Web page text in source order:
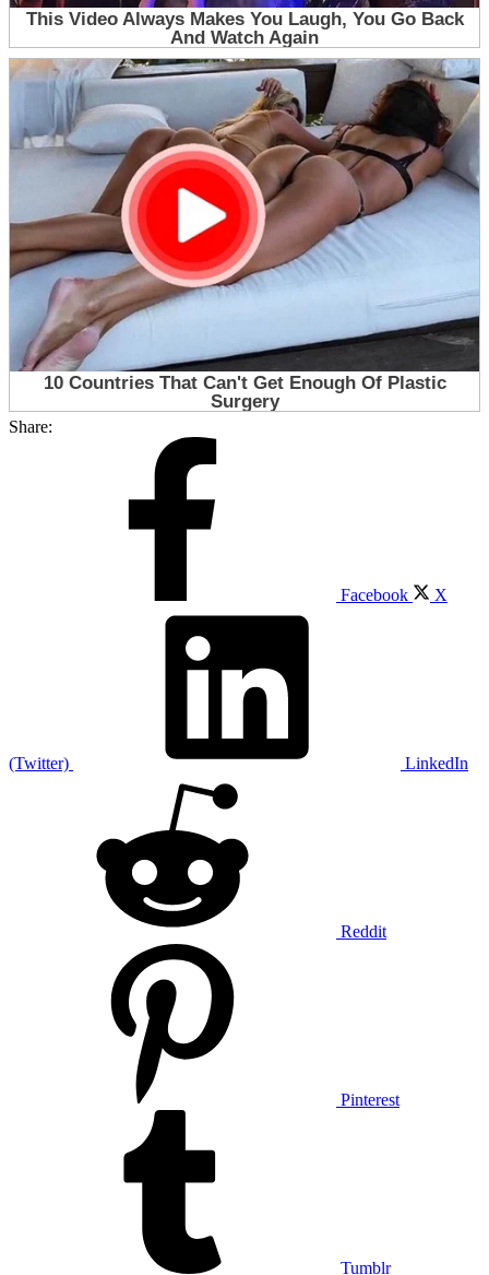
Share:
Facebook X
(Twitter) LinkedIn
Reddit
Pinterest
Tumblr